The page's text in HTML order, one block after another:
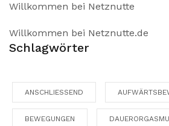
Willkommen bei Netznutte
Willkommen bei Netznutte.de
Schlagwörter
ANSCHLIESSEND
BEWEGUNGEN